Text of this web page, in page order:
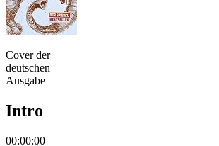
Cover der
deutschen
Ausgabe
Intro
00:00:00